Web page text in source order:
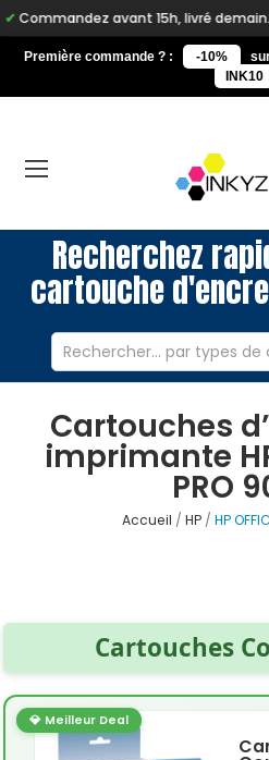
avant 15h, livré demain.
Première commande ? : -10%
INK10
Recherchez
cartouche
Cartouches
imprimante
PRO
Accueil HP HP
Cartouches
💎 Meilleur Deal